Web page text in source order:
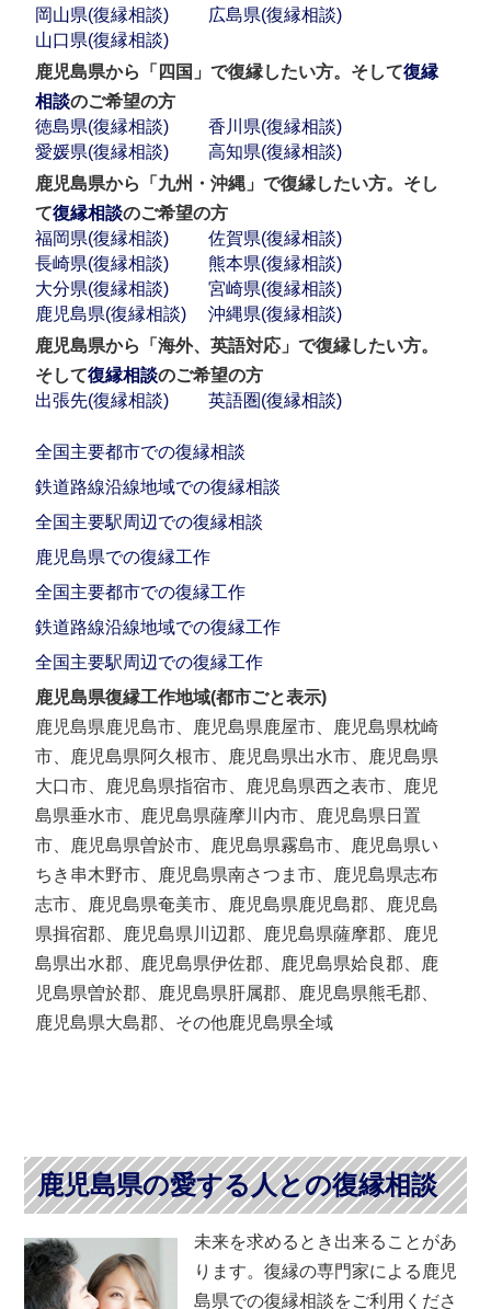
岡山県(復縁相談)
広島県(復縁相談)
山口県(復縁相談)
鹿児島県から「四国」で復縁したい方。そして復縁
相談のご希望の方
徳島県(復縁相談)
香川県(復縁相談)
愛媛県(復縁相談)
高知県(復縁相談)
鹿児島県から「九州・沖縄」で復縁したい方。そし
て復縁相談のご希望の方
福岡県(復縁相談)
佐賀県(復縁相談)
長崎県(復縁相談)
熊本県(復縁相談)
大分県(復縁相談)
宮崎県(復縁相談)
鹿児島県(復縁相談)
沖縄県(復縁相談)
鹿児島県から「海外、英語対応」で復縁したい方。
そして復縁相談のご希望の方
出張先(復縁相談)
英語圏(復縁相談)
全国主要都市での復縁相談
鉄道路線沿線地域での復縁相談
全国主要駅周辺での復縁相談
鹿児島県での復縁工作
全国主要都市での復縁工作
鉄道路線沿線地域での復縁工作
全国主要駅周辺での復縁工作
鹿児島県復縁工作地域(都市ごと表示)
鹿児島県鹿児島市、鹿児島県鹿屋市、鹿児島県枕崎
市、鹿児島県阿久根市、鹿児島県出水市、鹿児島県
大口市、鹿児島県指宿市、鹿児島県西之表市、鹿児
島県垂水市、鹿児島県薩摩川内市、鹿児島県日置
市、鹿児島県曽於市、鹿児島県霧島市、鹿児島県い
ちき串木野市、鹿児島県南さつま市、鹿児島県志布
志市、鹿児島県奄美市、鹿児島県鹿児島郡、鹿児島
県揖宿郡、鹿児島県川辺郡、鹿児島県薩摩郡、鹿児
島県出水郡、鹿児島県伊佐郡、鹿児島県姶良郡、鹿
児島県曽於郡、鹿児島県肝属郡、鹿児島県熊毛郡、
鹿児島県大島郡、その他鹿児島県全域
鹿児島県の愛する人との復縁相談
未来を求めるとき出来ることがあ
ります。復縁の専門家による鹿児
島県での復縁相談をご利用くださ